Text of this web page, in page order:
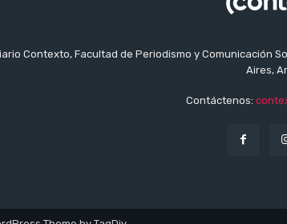
Contexto, Facultad de Periodismo y Comunicación
Aires,
Contáctenos: